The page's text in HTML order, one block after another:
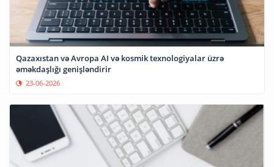
Qazaxıstan və Avropa AI və kosmik texnologiyalar üzrə
əməkdaşlığı genişləndirir
23-06-2026